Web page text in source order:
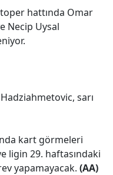
hattında Omar
Necip Uysal
sarı
kart görmeleri
ligin 29. haftasındaki
yapamayacak. (AA)